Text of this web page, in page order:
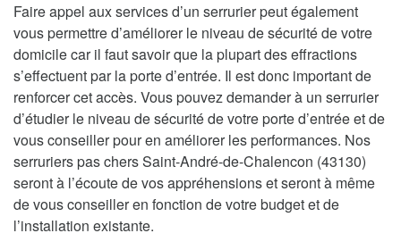
Faire appel aux services d’un serrurier peut également
vous permettre d’améliorer le niveau de sécurité de votre
domicile car il faut savoir que la plupart des effractions
s’effectuent par la porte d’entrée. Il est donc important de
renforcer cet accès. Vous pouvez demander à un serrurier
d’étudier le niveau de sécurité de votre porte d’entrée et de
vous conseiller pour en améliorer les performances. Nos
serruriers pas chers Saint-André-de-Chalencon (43130)
seront à l’écoute de vos appréhensions et seront à même
de vous conseiller en fonction de votre budget et de
l’installation existante.